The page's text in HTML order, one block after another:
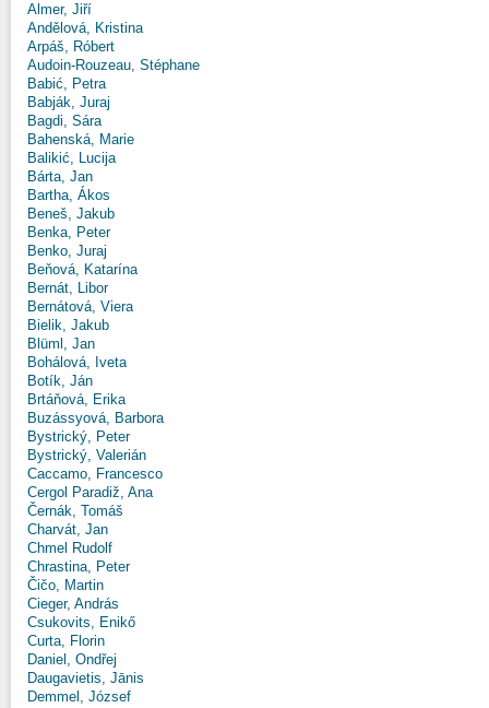
Almer, Jiří
Andělová, Kristina
Arpáš, Róbert
Audoin-Rouzeau, Stéphane
Babić, Petra
Babják, Juraj
Bagdi, Sára
Bahenská, Marie
Balikić, Lucija
Bárta, Jan
Bartha, Ákos
Beneš, Jakub
Benka, Peter
Benko, Juraj
Beňová, Katarína
Bernát, Libor
Bernátová, Viera
Bielik, Jakub
Blüml, Jan
Bohálová, Iveta
Botík, Ján
Brtáňová, Erika
Buzássyová, Barbora
Bystrický, Peter
Bystrický, Valerián
Caccamo, Francesco
Cergol Paradiž, Ana
Černák, Tomáš
Charvát, Jan
Chmel Rudolf
Chrastina, Peter
Čičo, Martin
Cieger, András
Csukovits, Enikő
Curta, Florin
Daniel, Ondřej
Daugavietis, Jānis
Demmel, József